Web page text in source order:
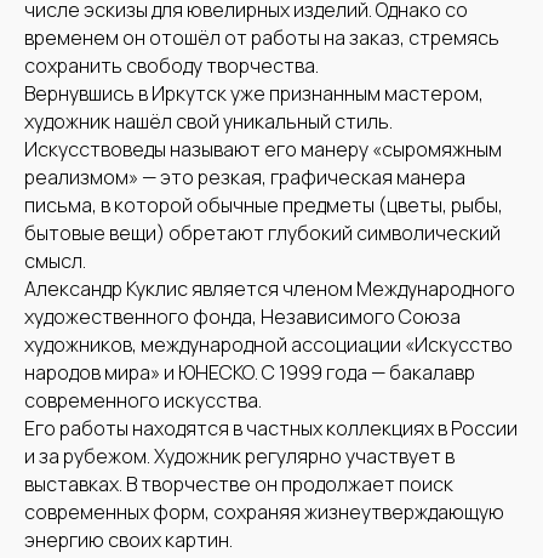
числе эскизы для ювелирных изделий. Однако со
временем он отошёл от работы на заказ, стремясь
сохранить свободу творчества.
Вернувшись в Иркутск уже признанным мастером,
художник нашёл свой уникальный стиль.
Искусствоведы называют его манеру «сыромяжным
реализмом» — это резкая, графическая манера
письма, в которой обычные предметы (цветы, рыбы,
бытовые вещи) обретают глубокий символический
смысл.
Александр Куклис является членом Международного
художественного фонда, Независимого Союза
художников, международной ассоциации «Искусство
народов мира» и ЮНЕСКО. С 1999 года — бакалавр
современного искусства.
Его работы находятся в частных коллекциях в России
и за рубежом. Художник регулярно участвует в
выставках. В творчестве он продолжает поиск
современных форм, сохраняя жизнеутверждающую
энергию своих картин.